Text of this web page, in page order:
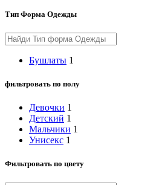
Тип Форма Одежды
Бушлаты 1
фильтровать по полу
Девочки 1
Детский 1
Мальчики 1
Унисекс 1
Фильтровать по цвету